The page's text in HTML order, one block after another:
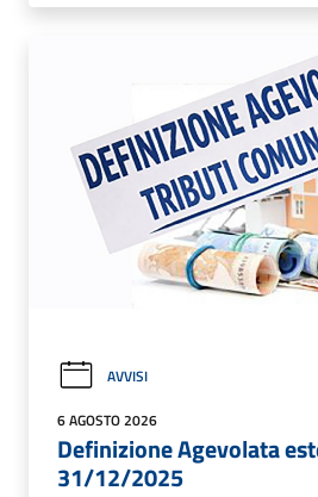
AVVISI
6 AGOSTO 2026
Definizione Agevolata
31/12/2025